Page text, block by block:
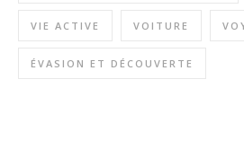
VIE ACTIVE VOITURE
ÉVASION ET DÉCOUVERTE